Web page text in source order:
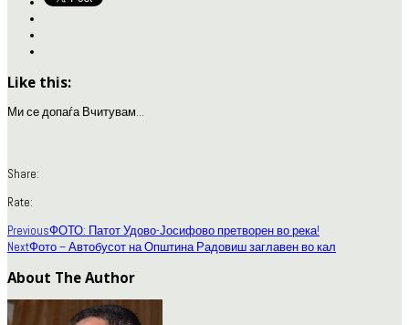
Like this:
Ми се допаѓа Вчитувам...
Share:
Rate:
PreviousФОТО: Патот Удово-Јосифово претворен во река!
NextФото – Автобусот на Општина Радовиш заглавен во кал
About The Author